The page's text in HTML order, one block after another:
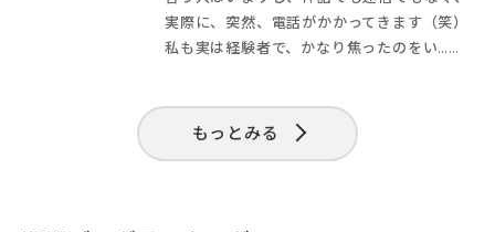
実際に、突然、電話がかかってきます（笑）
私も実は経験者で、かなり焦ったのをい……
もっとみる